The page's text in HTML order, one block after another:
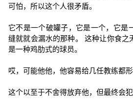
可怕，所以这个人很矛盾。
它不是一个破罐子，它是一个，它是
缝就就会漏水的那种。 这种让你食之
是一种鸡肋式的球员。
哎，可能他他，他容易给几任教练都形
这个以至于不舍得放弃他，但最终会犯